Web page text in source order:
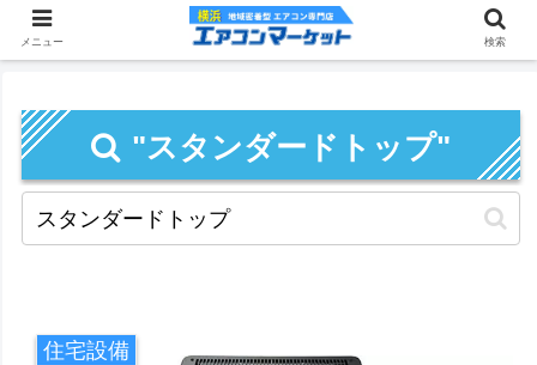
"スタンダードトップ"
住宅設備
メニュー 検索